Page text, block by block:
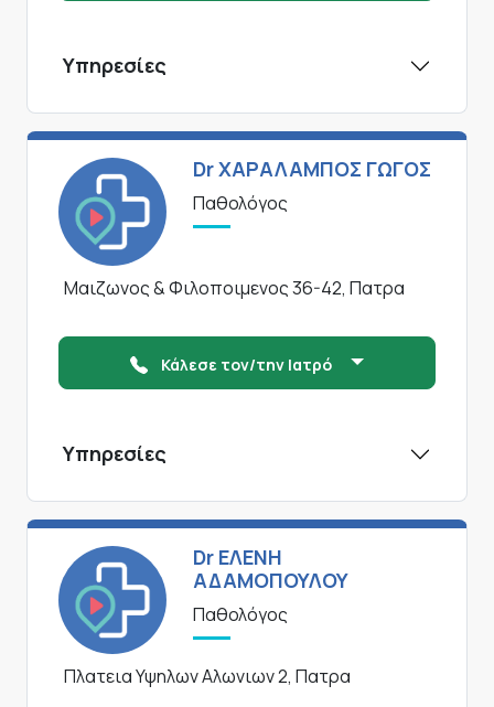
Υπηρεσίες
Dr ΧΑΡΑΛΑΜΠΟΣ ΓΩΓΟΣ
Παθολόγος
Μαιζωνος & Φιλοποιμενος 36-42, Πατρα
Κάλεσε τον/την Ιατρό
Υπηρεσίες
Dr ΕΛΕΝΗ
ΑΔΑΜΟΠΟΥΛΟΥ
Παθολόγος
Πλατεια Υψηλων Αλωνιων 2, Πατρα